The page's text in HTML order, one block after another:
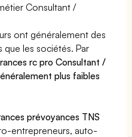
Consultant /
ont généralement des
que les sociétés. Par
rc pro Consultant /
plus faibles
prévoyances TNS
entrepreneurs, auto-